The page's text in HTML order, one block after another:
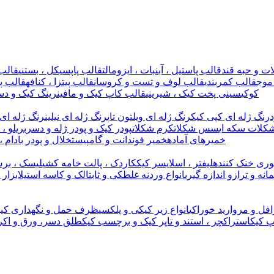
و حبه قندقالب پاستیل ، آبنبات ، ایزومالتقالب پاپسیکل ، بستنی
موجقالب کمربندیقالب لوف و تست و کروسانقالب پیتزا ، کنافهقالب
کوکیسینی پخت کیک ، شیرینیقالب کاپ کیک و مافینرینگ کیک و
رنگ ژله ای کپی کیکرنگ ژله ای ویلتون تاپرنگ ژله ای نیلینرنگ ژله
سکه ایسس شکلاتکرم شکلاتپودر کیک و پودر ژله و دسر بریلو
خمیرهای آمادهخمیر فوندانت و گامپیستخلال و پودر بادام
خنک کنندهلیفتر ، اسلایسر کیککاردک ، پالت خامه کشیلیسک ،
و ترازو اندازه گیریانواع وردنه غلطکی و ثابتالک و کاسه استیل
و مروارید خوراکیانواع زیر کیکی و پلکسیظرف حمل و نگهداری
کیکاستراکچر ، استند و تاپر کیک و برچسب کیکطلق دسر، ورق و